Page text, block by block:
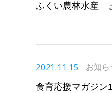
ふくい農林水産
2021.11.15 お知ら
食育応援マガジン